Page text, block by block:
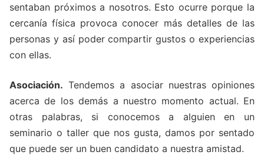
sentaban próximos a nosotros. Esto ocurre porque la
cercanía física provoca conocer más detalles de las
personas y así poder compartir gustos o experiencias
con ellas.
Asociación. Tendemos a asociar nuestras opiniones
acerca de los demás a nuestro momento actual. En
otras palabras, si conocemos a alguien en un
seminario o taller que nos gusta, damos por sentado
que puede ser un buen candidato a nuestra amistad.